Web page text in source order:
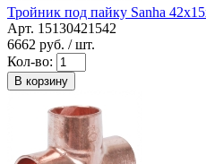
Тройник под пайку Sanha
Арт. 15130421542
6662 руб. / шт.
Кол-во:
В корзину